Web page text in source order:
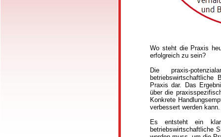
Wo steht die Praxis
erfolgreich zu sein?
Die praxis-
betriebswirtschaftliche
Praxis dar. Das
über die
Konkrete
verbessert werden kann.
Es entsteht ein
betriebswirtschaftliche